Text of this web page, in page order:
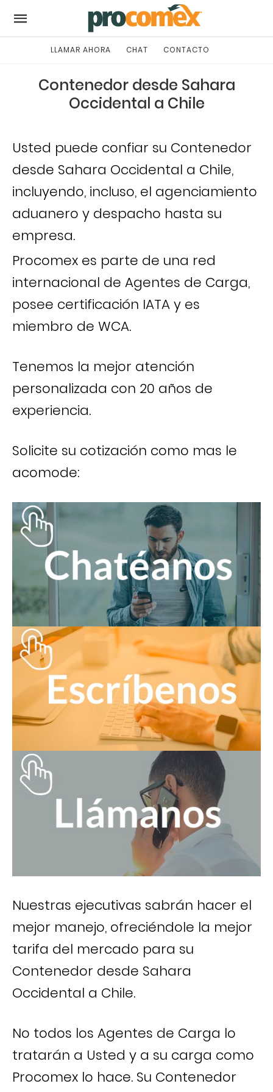
LLAMAR AHORA CHAT CONTACTO
Contenedor desde Sahara
Occidental a Chile
Usted puede confiar su Contenedor
desde Sahara Occidental a Chile,
incluyendo, incluso, el agenciamiento
aduanero y despacho hasta su
empresa.
Procomex es parte de una red
internacional de Agentes de Carga,
posee certificación IATA y es
miembro de WCA.
Tenemos la mejor atención
personalizada con 20 años de
experiencia.
Solicite su cotización como mas le
acomode:
Nuestras ejecutivas sabrán hacer el
mejor manejo, ofreciéndole la mejor
tarifa del mercado para su
Contenedor desde Sahara
Occidental a Chile.
No todos los Agentes de Carga lo
tratarán a Usted y a su carga como
Procomex lo hace. Su Contenedor